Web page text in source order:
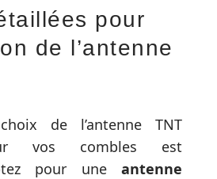
pour
de l’antenne
de l’antenne TNT
vos combles est
pour une antenne